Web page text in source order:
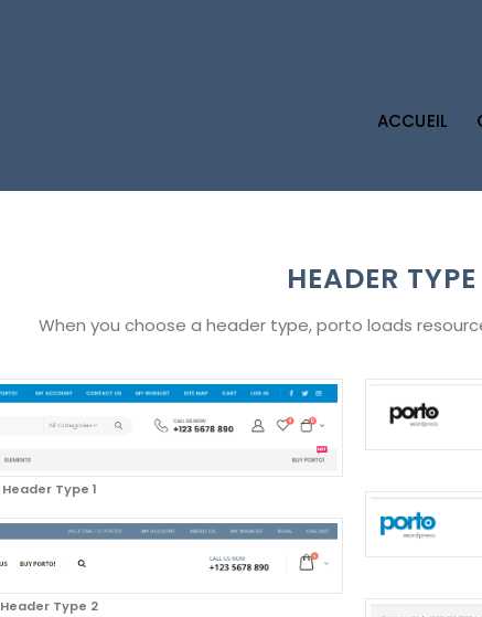
ACCUEIL
HEADER
When you choose a header type, porto loads
Header Type 1
Header Type 2